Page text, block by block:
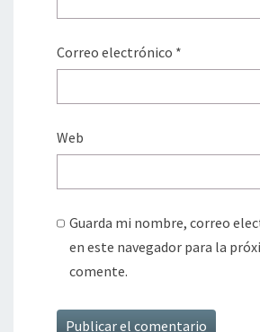
Correo electrónico *
Web
Guarda mi nombre, correo
en este navegador para la
comente.